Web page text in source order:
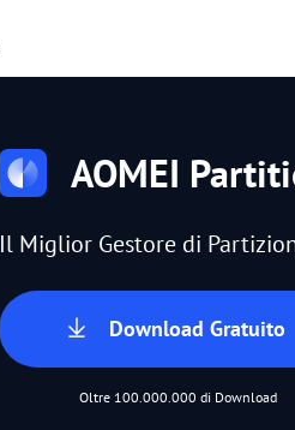
AOMEI
Il Miglior Gestore di
Download Gratuito
Oltre 100.000.000 di Download